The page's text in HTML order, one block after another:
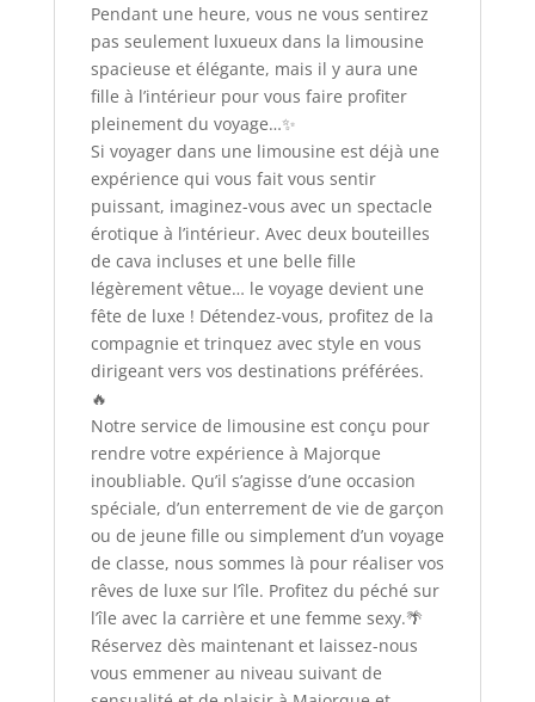
Pendant une heure, vous ne vous sentirez
pas seulement luxueux dans la limousine
spacieuse et élégante, mais il y aura une
fille à l’intérieur pour vous faire profiter
pleinement du voyage…✨
Si voyager dans une limousine est déjà une
expérience qui vous fait vous sentir
puissant, imaginez-vous avec un spectacle
érotique à l’intérieur. Avec deux bouteilles
de cava incluses et une belle fille
légèrement vêtue… le voyage devient une
fête de luxe ! Détendez-vous, profitez de la
compagnie et trinquez avec style en vous
dirigeant vers vos destinations préférées.
🔥
Notre service de limousine est conçu pour
rendre votre expérience à Majorque
inoubliable. Qu’il s’agisse d’une occasion
spéciale, d’un enterrement de vie de garçon
ou de jeune fille ou simplement d’un voyage
de classe, nous sommes là pour réaliser vos
rêves de luxe sur l’île. Profitez du péché sur
l’île avec la carrière et une femme sexy.🌴
Réservez dès maintenant et laissez-nous
vous emmener au niveau suivant de